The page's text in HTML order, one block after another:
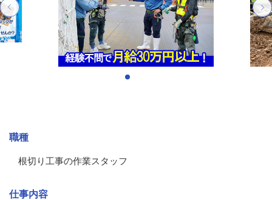
職種
根切り工事の作業スタッフ
仕事内容